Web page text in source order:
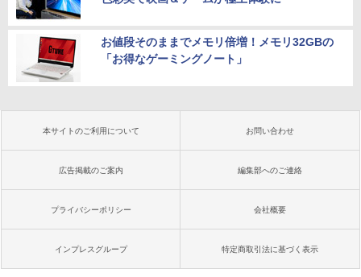
お値段そのままでメモリ倍増！メモリ32GBの
「お得なゲーミングノート」
本サイトのご利用について お問い合わせ
広告掲載のご案内 編集部へのご連絡
プライバシーポリシー 会社概要
インプレスグループ 特定商取引法に基づく表示